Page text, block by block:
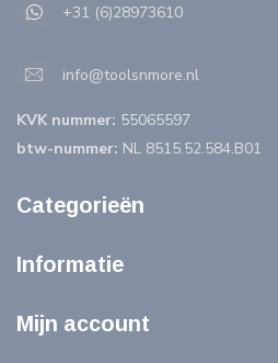
+31 (6)28973610
info@toolsnmore.nl
KVK nummer: 55065597
btw-nummer: NL 8515.52.584.B01
Categorieën
Informatie
Mijn account